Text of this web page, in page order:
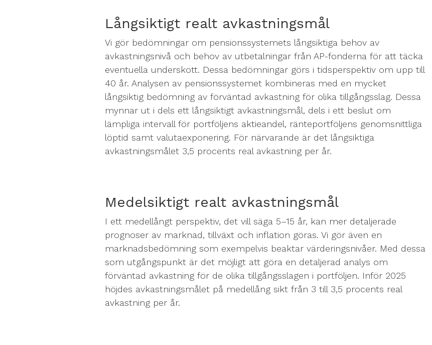
Långsiktigt realt avkastningsmål
Vi gör bedömningar om pensionssystemets långsiktiga behov av
avkastningsnivå och behov av utbetalningar från AP-fonderna för att täcka
eventuella underskott. Dessa bedömningar görs i tidsperspektiv om upp till
40 år. Analysen av pensionssystemet kombineras med en mycket
långsiktig bedömning av förväntad avkastning för olika tillgångsslag. Dessa
mynnar ut i dels ett långsiktigt avkastningsmål, dels i ett beslut om
lämpliga intervall för portföljens aktieandel, ränteportföljens genomsnittliga
löptid samt valutaexponering. För närvarande är det långsiktiga
avkastningsmålet 3,5 procents real avkastning per år.
Medelsiktigt realt avkastningsmål
I ett medellångt perspektiv, det vill säga 5–15 år, kan mer detaljerade
prognoser av marknad, tillväxt och inflation göras. Vi gör även en
marknadsbedömning som exempelvis beaktar värderingsnivåer. Med dessa
som utgångspunkt är det möjligt att göra en detaljerad analys om
förväntad avkastning för de olika tillgångsslagen i portföljen. Inför 2025
höjdes avkastningsmålet på medellång sikt från 3 till 3,5 procents real
avkastning per år.